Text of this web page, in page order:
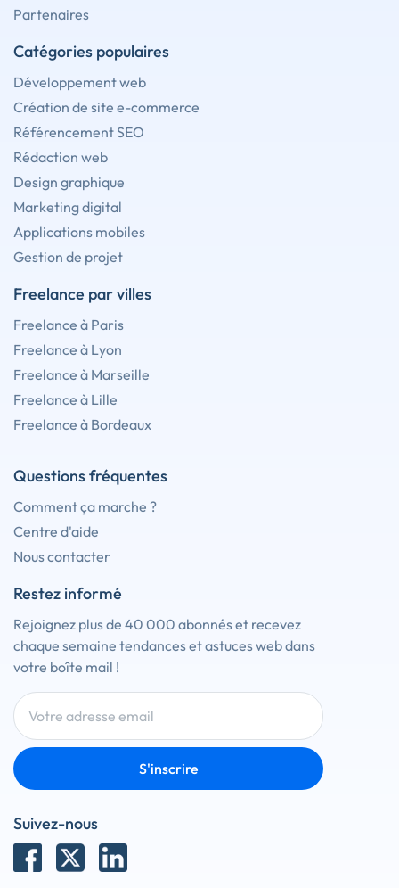
Partenaires
Catégories populaires
Développement web
Création de site e-commerce
Référencement SEO
Rédaction web
Design graphique
Marketing digital
Applications mobiles
Gestion de projet
Freelance par villes
Freelance à Paris
Freelance à Lyon
Freelance à Marseille
Freelance à Lille
Freelance à Bordeaux
Questions fréquentes
Comment ça marche ?
Centre d'aide
Nous contacter
Restez informé
Rejoignez plus de 40 000 abonnés et recevez
chaque semaine tendances et astuces web dans
votre boîte mail !
S'inscrire
Suivez-nous